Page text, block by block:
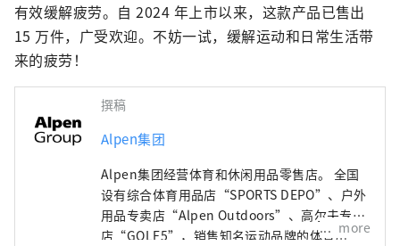
有效缓解疲劳。自 2024 年上市以来，这款产品已售出
15 万件，广受欢迎。不妨一试，缓解运动和日常生活带
来的疲劳！
撰稿
Alpen集团
Alpen集团经营体育和休闲用品零售店。 全国
设有综合体育用品店“SPORTS DEPO”、户外
用品专卖店“Alpen Outdoors”、高尔夫专卖
店“GOLF5”，销售知名运动品牌的体育用more